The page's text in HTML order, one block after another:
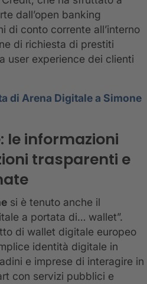
dall’open banking
di conto corrente all’interno
di richiesta di prestiti
user experience dei clienti
di Arena Digitale a Simone
le informazioni
trasparenti e
si è tenuto anche il
a portata di… wallet”.
di wallet digitale europeo
identità digitale in
e imprese di interagire in
con servizi pubblici e